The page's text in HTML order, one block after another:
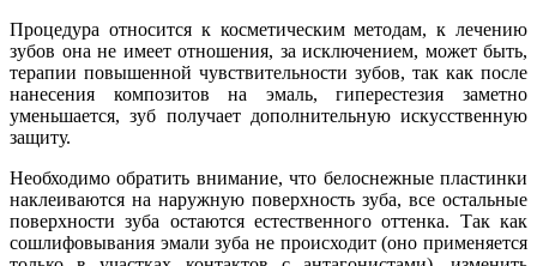
Процедура относится к косметическим методам, к лечению
зубов она не имеет отношения, за исключением, может быть,
терапии повышенной чувствительности зубов, так как после
нанесения композитов на эмаль, гиперестезия заметно
уменьшается, зуб получает дополнительную искусственную
защиту.
Необходимо обратить внимание, что белоснежные пластинки
наклеиваются на наружную поверхность зуба, все остальные
поверхности зуба остаются естественного оттенка. Так как
сошлифовывания эмали зуба не происходит (оно применяется